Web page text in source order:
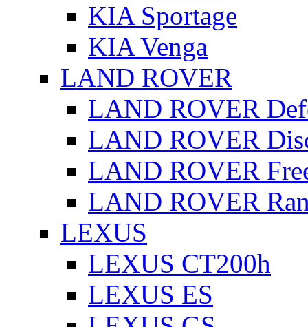
KIA Sportage
KIA Venga
LAND ROVER
LAND ROVER
LAND ROVER
LAND ROVER
LAND ROVER
LEXUS
LEXUS CT200h
LEXUS ES